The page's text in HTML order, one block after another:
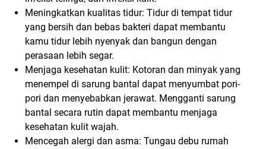
Meningkatkan kualitas tidur: Tidur di tempat tidur
yang bersih dan bebas bakteri dapat membantu
kamu tidur lebih nyenyak dan bangun dengan
perasaan lebih segar.
Menjaga kesehatan kulit: Kotoran dan minyak yang
menempel di sarung bantal dapat menyumbat pori-
pori dan menyebabkan jerawat. Mengganti sarung
bantal secara rutin dapat membantu menjaga
kesehatan kulit wajah.
Mencegah alergi dan asma: Tungau debu rumah